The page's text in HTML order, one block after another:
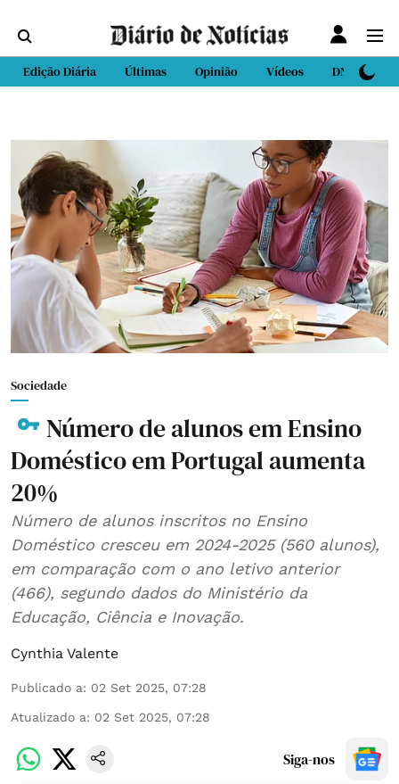
Edição Diária Últimas Opinião Vídeos DN Sport
Sociedade
Número de alunos em Ensino
Doméstico em Portugal aumenta
20%
Número de alunos inscritos no Ensino
Doméstico cresceu em 2024-2025 (560 alunos),
em comparação com o ano letivo anterior
(466), segundo dados do Ministério da
Educação, Ciência e Inovação.
Cynthia Valente
Publicado a: 02 Set 2025, 07:28
Atualizado a: 02 Set 2025, 07:28
Siga-nos